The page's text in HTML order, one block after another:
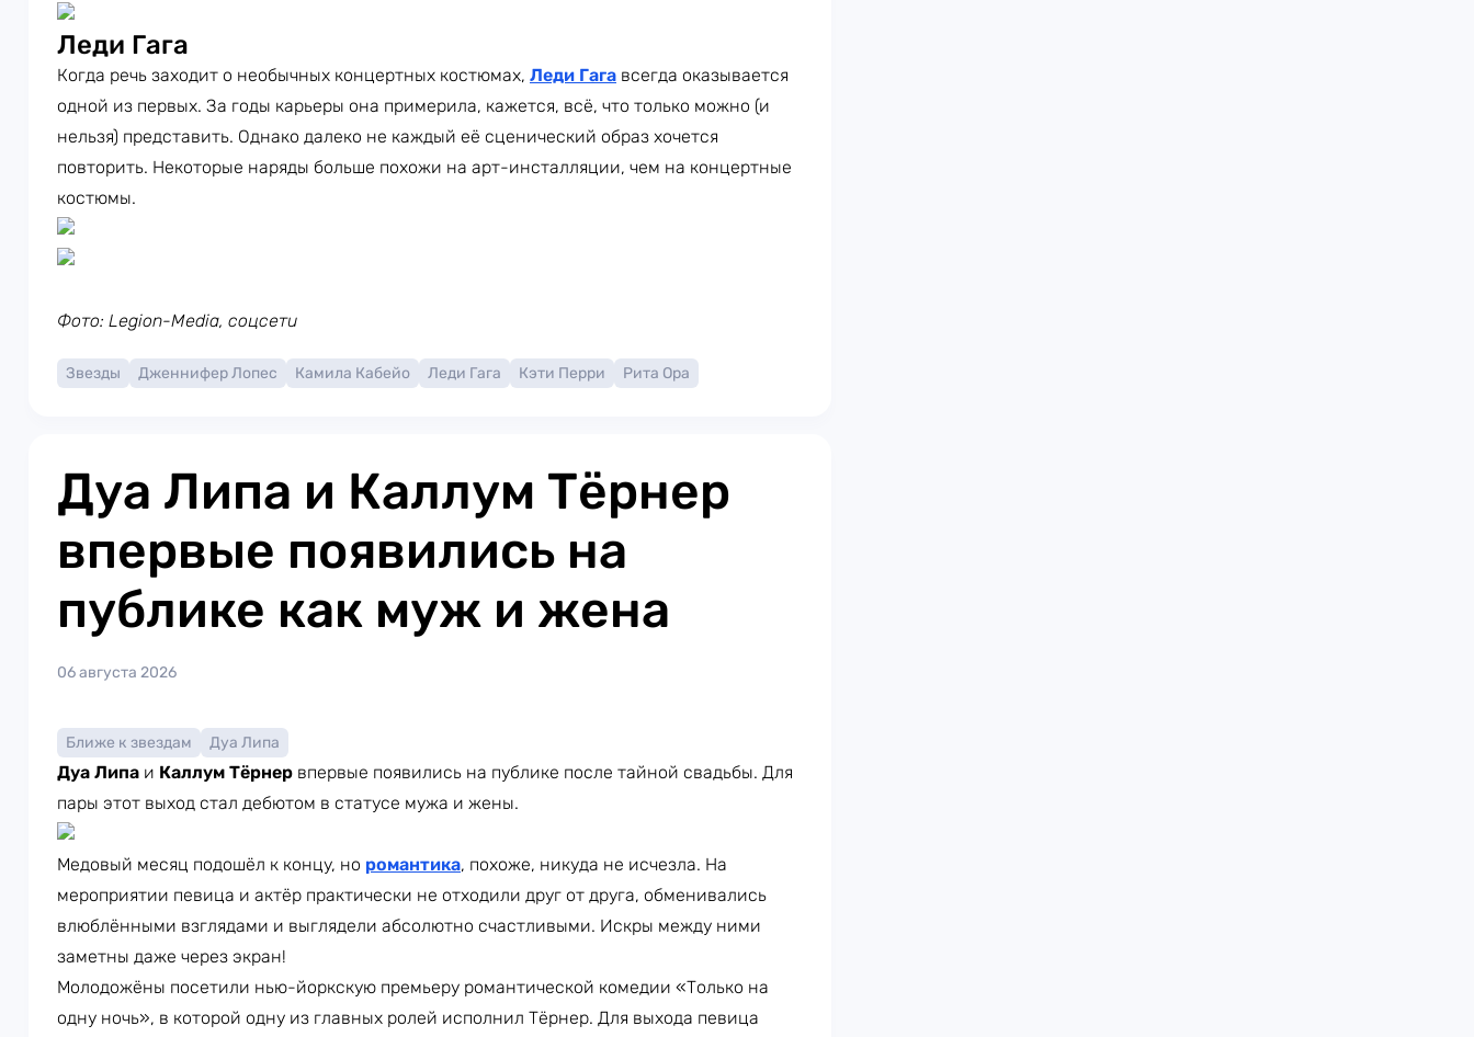
Леди Гага
Когда речь заходит о необычных концертных костюмах, Леди Гага всегда оказывается
одной из первых. За годы карьеры она примерила, кажется, всё, что только можно (и
нельзя) представить. Однако далеко не каждый её сценический образ хочется
повторить. Некоторые наряды больше похожи на арт-инсталляции, чем на концертные
костюмы.
Фото: Legion-Media, соцсети
Звезды Дженнифер Лопес Камила Кабейо Леди Гага Кэти Перри Рита Ора
Дуа Липа и Каллум Тёрнер
впервые появились на
публике как муж и жена
06 августа 2026
Ближе к звездам Дуа Липа
Дуа Липа и Каллум Тёрнер впервые появились на публике после тайной свадьбы. Для
пары этот выход стал дебютом в статусе мужа и жены.
Медовый месяц подошёл к концу, но романтика, похоже, никуда не исчезла. На
мероприятии певица и актёр практически не отходили друг от друга, обменивались
влюблёнными взглядами и выглядели абсолютно счастливыми. Искры между ними
заметны даже через экран!
Молодожёны посетили нью-йоркскую премьеру романтической комедии «Только на
одну ночь», в которой одну из главных ролей исполнил Тёрнер. Для выхода певица